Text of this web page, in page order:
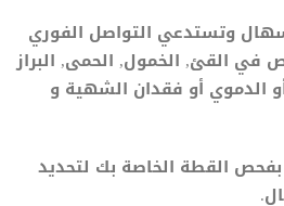
وتستدعي التواصل الفوري
في القئ, الخمول, الحمى, البراز
الدموي أو فقدان الشهية و
القطة الخاصة بك لتحديد